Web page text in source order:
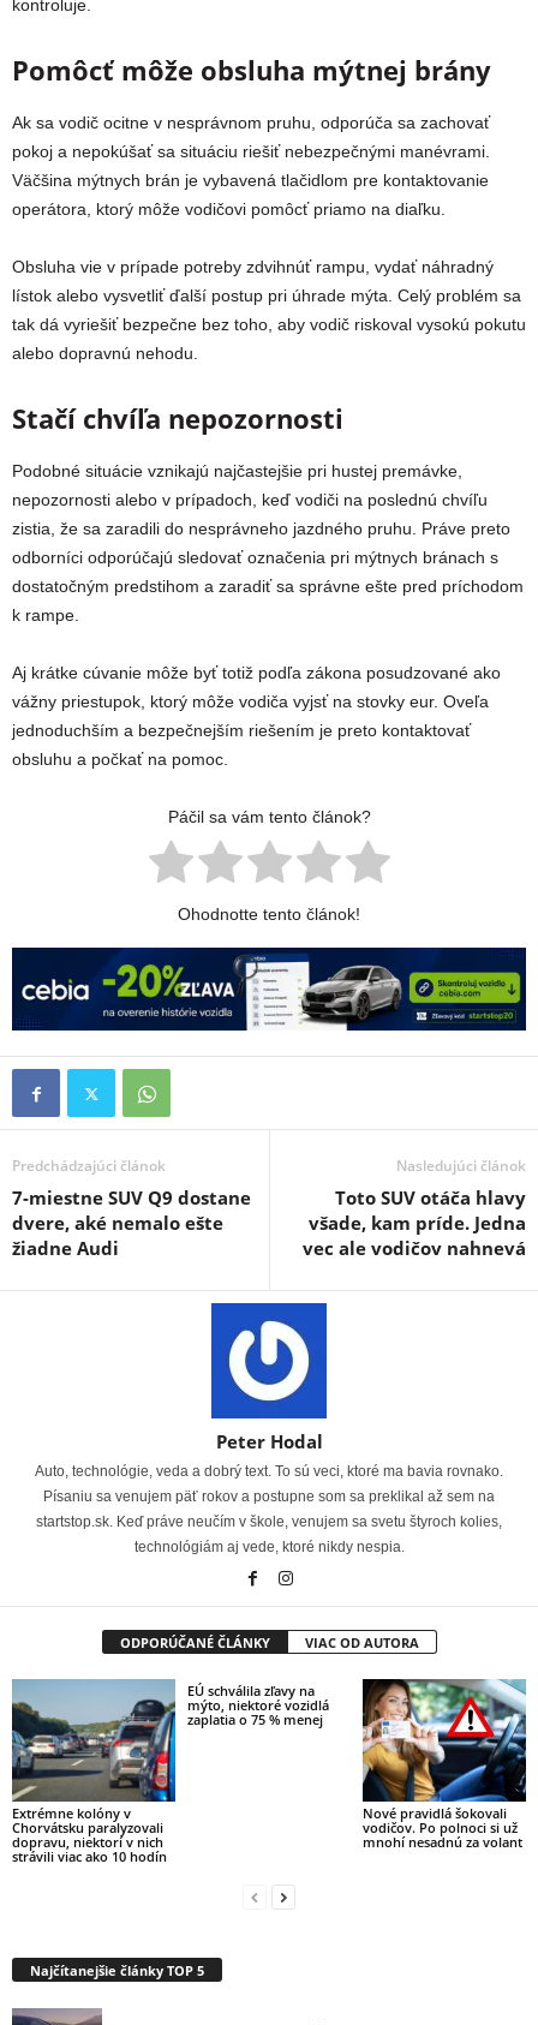
kontroluje.
Pomôcť môže obsluha mýtnej brány
Ak sa vodič ocitne v nesprávnom pruhu, odporúča sa zachovať
pokoj a nepokúšať sa situáciu riešiť nebezpečnými manévrami.
Väčšina mýtnych brán je vybavená tlačidlom pre kontaktovanie
operátora, ktorý môže vodičovi pomôcť priamo na diaľku.
Obsluha vie v prípade potreby zdvihnúť rampu, vydať náhradný
lístok alebo vysvetliť ďalší postup pri úhrade mýta. Celý problém sa
tak dá vyriešiť bezpečne bez toho, aby vodič riskoval vysokú pokutu
alebo dopravnú nehodu.
Stačí chvíľa nepozornosti
Podobné situácie vznikajú najčastejšie pri hustej premávke,
nepozornosti alebo v prípadoch, keď vodiči na poslednú chvíľu
zistia, že sa zaradili do nesprávneho jazdného pruhu. Práve preto
odborníci odporúčajú sledovať označenia pri mýtnych bránach s
dostatočným predstihom a zaradiť sa správne ešte pred príchodom
k rampe.
Aj krátke cúvanie môže byť totiž podľa zákona posudzované ako
vážny priestupok, ktorý môže vodiča vyjsť na stovky eur. Oveľa
jednoduchším a bezpečnejším riešením je preto kontaktovať
obsluhu a počkať na pomoc.
Páčil sa vám tento článok?
Ohodnotte tento článok!
Predchádzajúci článok
7-miestne SUV Q9 dostane
dvere, aké nemalo ešte
žiadne Audi
Nasledujúci článok
Toto SUV otáča hlavy
všade, kam príde. Jedna
vec ale vodičov nahnevá
Peter Hodal
Auto, technológie, veda a dobrý text. To sú veci, ktoré ma bavia rovnako.
Písaniu sa venujem päť rokov a postupne som sa preklikal až sem na
startstop.sk. Keď práve neučím v škole, venujem sa svetu štyroch kolies,
technológiám aj vede, ktoré nikdy nespia.
ODPORÚČANÉ ČLÁNKY VIAC OD AUTORA
Extrémne kolóny v
Chorvátsku paralyzovali
dopravu, niektorí v nich
strávili viac ako 10 hodín
EÚ schválila zľavy na
mýto, niektoré vozidlá
zaplatia o 75 % menej
Nové pravidlá šokovali
vodičov. Po polnoci si už
mnohí nesadnú za volant
Najčítanejšie články TOP 5